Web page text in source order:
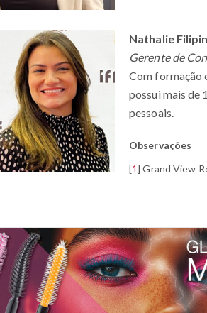
Nathalie
Gerente de
Com formação
possui mais de
pessoais.
Observações
[1]Grand View